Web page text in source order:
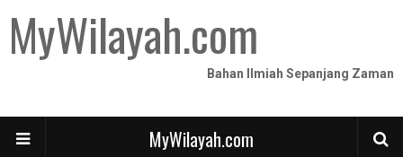
MyWilayah.com
Bahan Ilmiah Sepanjang Zaman
MyWilayah.com